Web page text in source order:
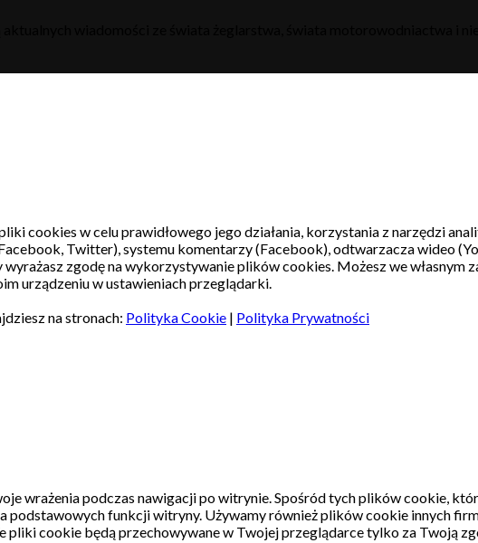
cookies w celu prawidłowego jego działania, korzystania z narzędzi
Twitter), systemu komentarzy (Facebook), odtwarzacza wideo
zgodę na wykorzystywanie plików cookies. Możesz we własnym
urządzeniu w ustawieniach przeglądarki.
na stronach: Polityka Cookie | Polityka Prywatności
wrażenia podczas nawigacji po witrynie.Spośród tych plików cookie,
podstawowych funkcji witryny. Używamy również plików cookie innych
pliki cookie będą przechowywane w Twojej przeglądarce tylko za Twoją